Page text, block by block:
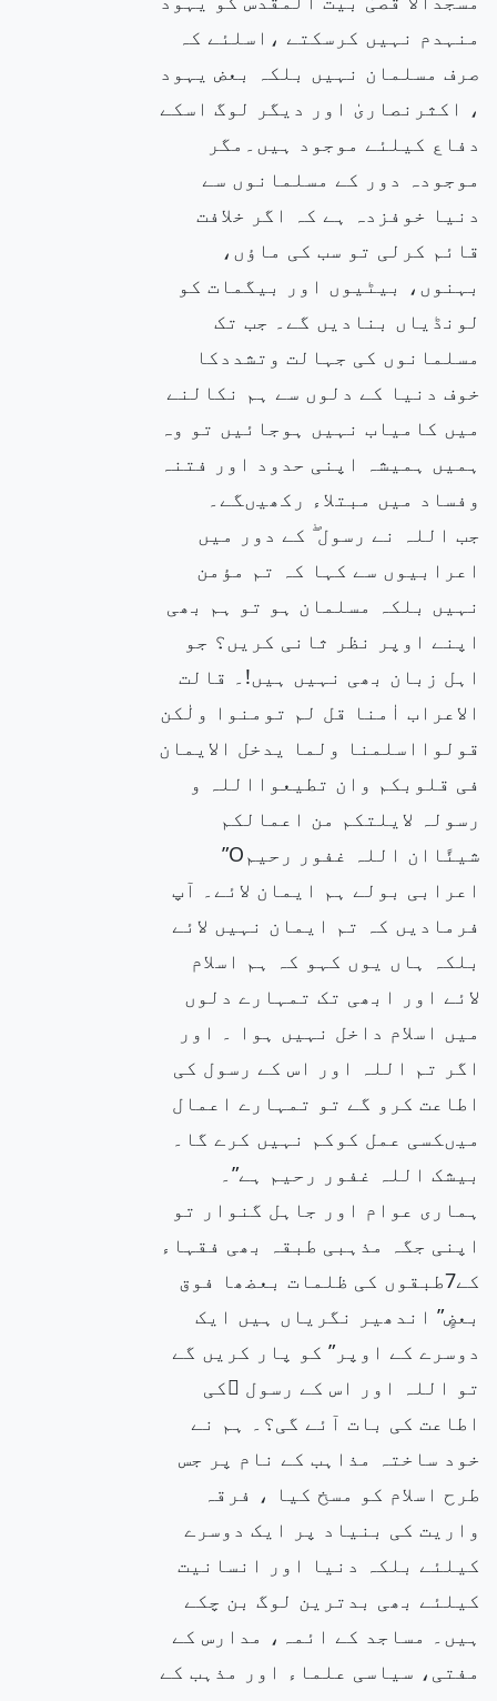
منہدم نہیں کرسکتے ،اسلئے کہ
صرف مسلمان نہیں بلکہ بعض یہود
، اکثرنصاریٰ اور دیگر لوگ اسکے
دفاع کیلئے موجود ہیں۔مگر
موجودہ دور کے مسلمانوں سے
دنیا خوفزدہ ہے کہ اگر خلافت
قائم کرلی تو سب کی ماؤں،
بہنوں، بیٹیوں اور بیگمات کو
لونڈیاں بنادیں گے۔ جب تک
مسلمانوں کی جہالت وتشددکا
خوف دنیا کے دلوں سے ہم نکالنے
میں کامیاب نہیں ہوجائیں تو وہ
ہمیں ہمیشہ اپنی حدود اور فتنہ
وفساد میں مبتلاء رکھیںگے۔
جب اللہ نے رسول ۖ کے دور میں
اعرابیوں سے کہا کہ تم مؤمن
نہیں بلکہ مسلمان ہو تو ہم بھی
اپنے اوپر نظر ثانی کریں؟ جو
اہل زبان بھی نہیں ہیں!۔ قالت
الاعراب اٰمنا قل لم تومنوا ولٰکن
قولوااسلمنا ولما یدخل الایمان
فی قلوبکم وان تطیعوااللہ و
رسولہ لایلتکم من اعمالکم
شیئًاان اللہ غفور رحیمO”
اعرابی بولے ہم ایمان لائے۔ آپ
فرمادیں کہ تم ایمان نہیں لائے
بلکہ ہاں یوں کہو کہ ہم اسلام
لائے اور ابھی تک تمہارے دلوں
میں اسلام داخل نہیں ہوا ۔ اور
اگر تم اللہ اور اس کے رسول کی
اطاعت کرو گے تو تمہارے اعمال
میںکسی عمل کوکم نہیں کرے گا۔
بیشک اللہ غفور رحیم ہے”۔
ہماری عوام اور جاہل گنوار تو
اپنی جگہ مذہبی طبقہ بھی فقہاء
کے7طبقوں کی ظلمات بعضھا فوق
بعضٍ” اندھیر نگریاں ہیں ایک
دوسرے کے اوپر” کو پار کریں گے
تو اللہ اور اس کے رسول ۖکی
اطاعت کی بات آئے گی؟۔ ہم نے
خود ساختہ مذاہب کے نام پر جس
طرح اسلام کو مسخ کیا ، فرقہ
واریت کی بنیاد پر ایک دوسرے
کیلئے بلکہ دنیا اور انسانیت
کیلئے بھی بدترین لوگ بن چکے
ہیں۔ مساجد کے ائمہ، مدارس کے
مفتی، سیاسی علماء اور مذہب کے